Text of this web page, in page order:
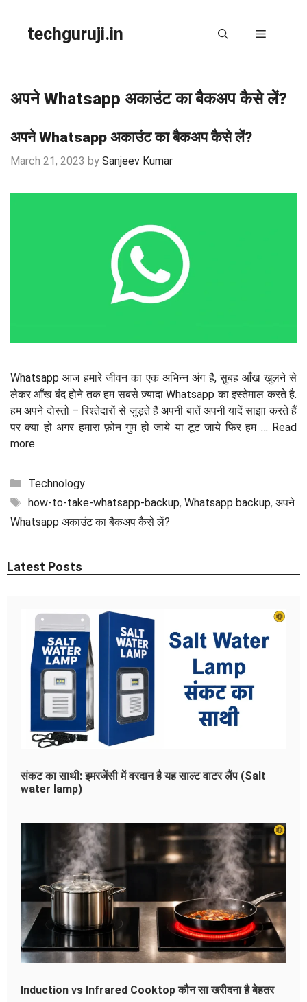
contenttechguruji.in Menu
अपने Whatsapp अकाउंट का बैकअप कैसे लें?
अपने Whatsapp अकाउंट का बैकअप कैसे लें?
March 21, 2023 by Sanjeev Kumar
Whatsapp आज हमारे जीवन का एक अभिन्न अंग है, सुबह आँख खुलने से
लेकर आँख बंद होने तक हम सबसे ज़्यादा Whatsapp का इस्तेमाल करते है.
हम अपने दोस्तो – रिश्तेदारों से जुड़ते हैं अपनी बातें अपनी यादें साझा करते हैं
पर क्या हो अगर हमारा फ़ोन गुम हो जाये या टूट जाये फिर हम … Read
more
Categories
Technology
Tags
how-to-take-whatsapp-backup, Whatsapp backup, अपने
Whatsapp अकाउंट का बैकअप कैसे लें?
Latest Posts
संकट का साथी: इमरजेंसी में वरदान है यह साल्ट वाटर लैंप (Salt
water lamp)
Induction vs Infrared Cooktop कौन सा खरीदना है बेहतर